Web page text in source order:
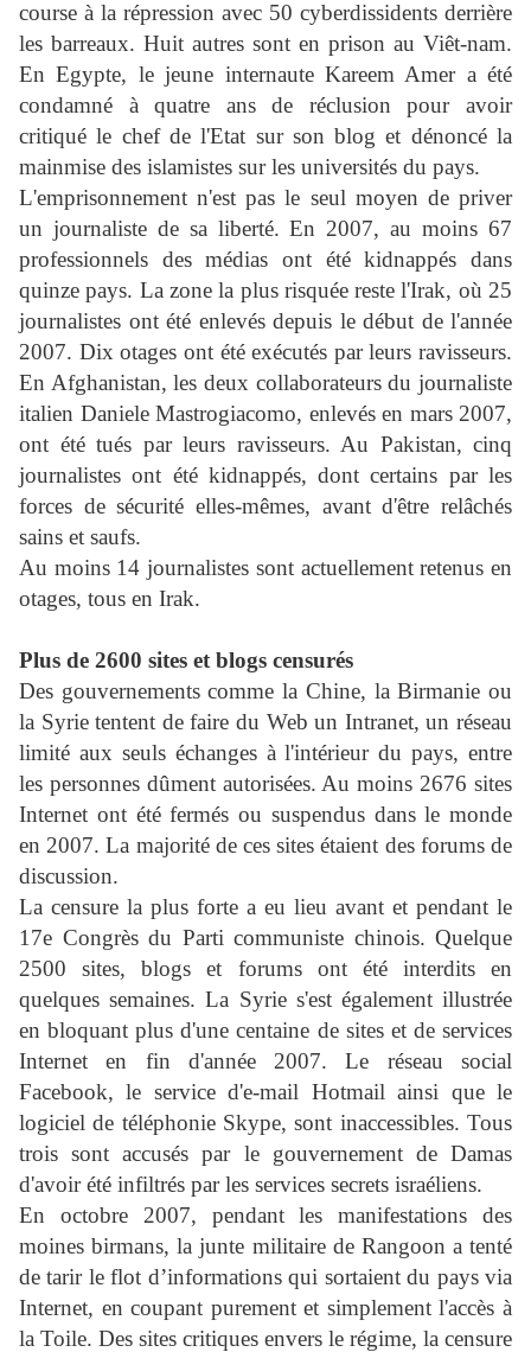
course à la répression avec 50 cyberdissidents derrière
les barreaux. Huit autres sont en prison au Viêt-nam.
En Egypte, le jeune internaute Kareem Amer a été
condamné à quatre ans de réclusion pour avoir
critiqué le chef de l'Etat sur son blog et dénoncé la
mainmise des islamistes sur les universités du pays.
L'emprisonnement n'est pas le seul moyen de priver
un journaliste de sa liberté. En 2007, au moins 67
professionnels des médias ont été kidnappés dans
quinze pays. La zone la plus risquée reste l'Irak, où 25
journalistes ont été enlevés depuis le début de l'année
2007. Dix otages ont été exécutés par leurs ravisseurs.
En Afghanistan, les deux collaborateurs du journaliste
italien Daniele Mastrogiacomo, enlevés en mars 2007,
ont été tués par leurs ravisseurs. Au Pakistan, cinq
journalistes ont été kidnappés, dont certains par les
forces de sécurité elles-mêmes, avant d'être relâchés
sains et saufs.
Au moins 14 journalistes sont actuellement retenus en
otages, tous en Irak.
Plus de 2600 sites et blogs censurés
Des gouvernements comme la Chine, la Birmanie ou
la Syrie tentent de faire du Web un Intranet, un réseau
limité aux seuls échanges à l'intérieur du pays, entre
les personnes dûment autorisées. Au moins 2676 sites
Internet ont été fermés ou suspendus dans le monde
en 2007. La majorité de ces sites étaient des forums de
discussion.
La censure la plus forte a eu lieu avant et pendant le
17e Congrès du Parti communiste chinois. Quelque
2500 sites, blogs et forums ont été interdits en
quelques semaines. La Syrie s'est également illustrée
en bloquant plus d'une centaine de sites et de services
Internet en fin d'année 2007. Le réseau social
Facebook, le service d'e-mail Hotmail ainsi que le
logiciel de téléphonie Skype, sont inaccessibles. Tous
trois sont accusés par le gouvernement de Damas
d'avoir été infiltrés par les services secrets israéliens.
En octobre 2007, pendant les manifestations des
moines birmans, la junte militaire de Rangoon a tenté
de tarir le flot d’informations qui sortaient du pays via
Internet, en coupant purement et simplement l'accès à
la Toile. Des sites critiques envers le régime, la censure